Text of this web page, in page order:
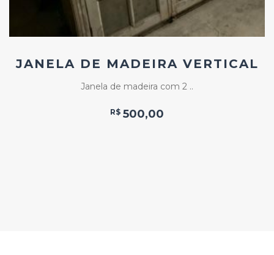
JANELA DE MADEIRA VERTICAL
Janela de madeira com 2 ..
R$ 500,00